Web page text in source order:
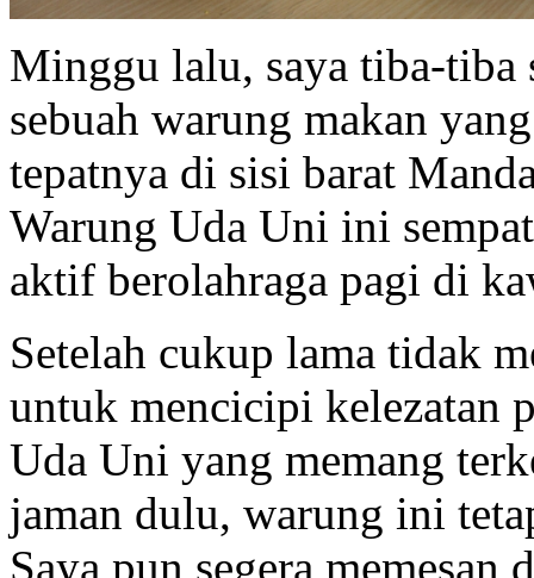
Minggu lalu, saya tiba-tiba
sebuah warung makan
tepatnya di sisi barat
Warung Uda Uni ini
aktif berolahraga pagi di
Setelah cukup lama tidak
untuk mencicipi kelezatan
Uda Uni yang memang
jaman dulu, warung ini
Saya pun segera memesan